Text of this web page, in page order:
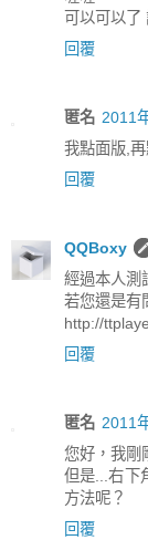
可以可以了
回覆
匿名 2011
我點面版,
回覆
QQBoxy
經過本人測
若您還是有
http://
回覆
匿名 2011
您好，我剛
但是...右下
方法呢？
回覆